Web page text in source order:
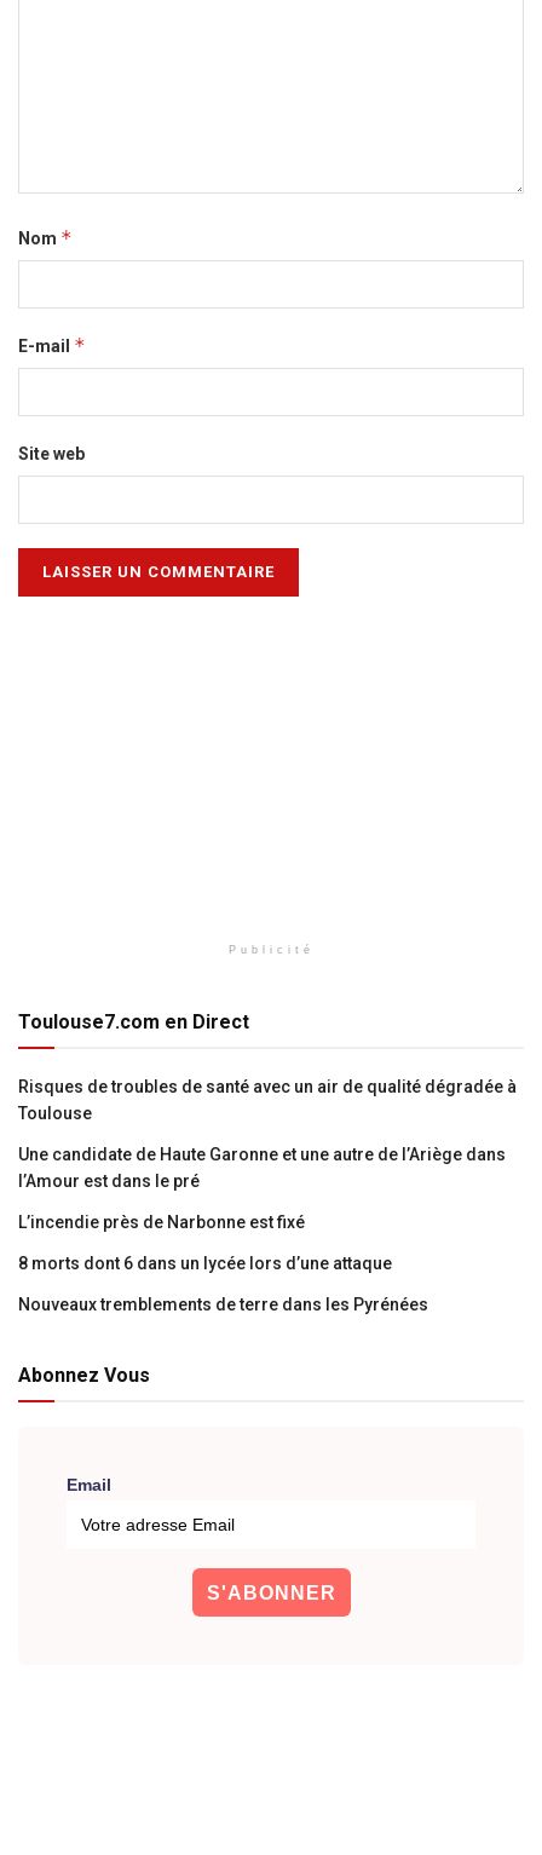
Nom *
E-mail *
Site web
Publicité
Toulouse7.com en Direct
Risques de troubles de santé avec un air de qualité dégradée à
Toulouse
Une candidate de Haute Garonne et une autre de l’Ariège dans
l’Amour est dans le pré
L’incendie près de Narbonne est fixé
8 morts dont 6 dans un lycée lors d’une attaque
Nouveaux tremblements de terre dans les Pyrénées
Abonnez Vous
Email